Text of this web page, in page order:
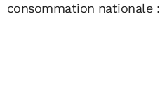
consommation nationale :